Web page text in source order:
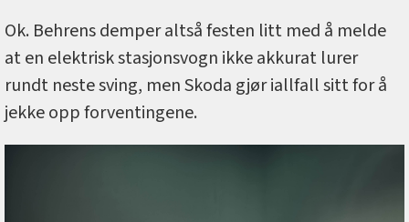
Ok. Behrens demper altså festen litt med å melde
at en elektrisk stasjonsvogn ikke akkurat lurer
rundt neste sving, men Skoda gjør iallfall sitt for å
jekke opp forventingene.